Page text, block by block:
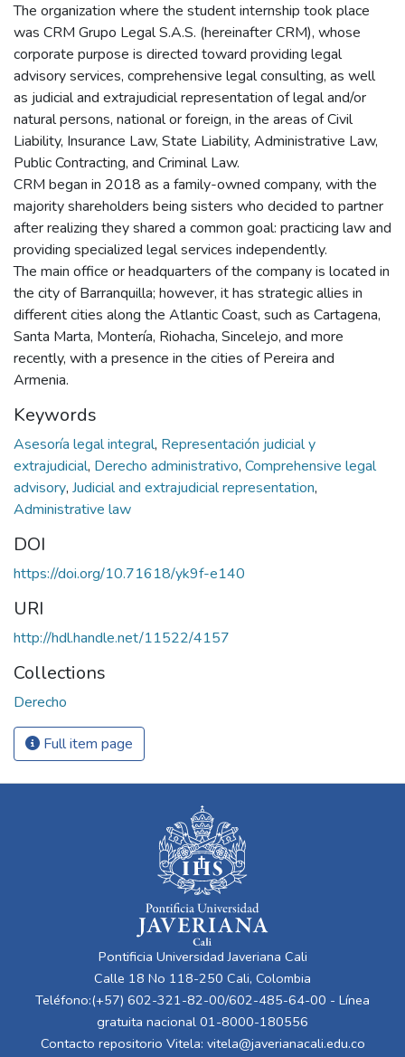
The organization where the student internship took place
was CRM Grupo Legal S.A.S. (hereinafter CRM), whose
corporate purpose is directed toward providing legal
advisory services, comprehensive legal consulting, as well
as judicial and extrajudicial representation of legal and/or
natural persons, national or foreign, in the areas of Civil
Liability, Insurance Law, State Liability, Administrative Law,
Public Contracting, and Criminal Law.
CRM began in 2018 as a family-owned company, with the
majority shareholders being sisters who decided to partner
after realizing they shared a common goal: practicing law and
providing specialized legal services independently.
The main office or headquarters of the company is located in
the city of Barranquilla; however, it has strategic allies in
different cities along the Atlantic Coast, such as Cartagena,
Santa Marta, Montería, Riohacha, Sincelejo, and more
recently, with a presence in the cities of Pereira and
Armenia.
Keywords
Asesoría legal integral, Representación judicial y
extrajudicial, Derecho administrativo, Comprehensive legal
advisory, Judicial and extrajudicial representation,
Administrative law
DOI
https://doi.org/10.71618/yk9f-e140
URI
http://hdl.handle.net/11522/4157
Collections
Derecho
Full item page
Pontificia Universidad Javeriana Cali
Calle 18 No 118-250 Cali, Colombia
Teléfono:(+57) 602-321-82-00/602-485-64-00 - Línea
gratuita nacional 01-8000-180556
Contacto repositorio Vitela: vitela@javerianacali.edu.co